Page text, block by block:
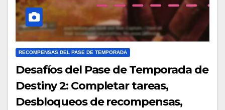
RECOMPENSAS DEL PASE DE TEMPORADA
Desafíos del Pase de Temporada de
Destiny 2: Completar tareas,
Desbloqueos de recompensas,